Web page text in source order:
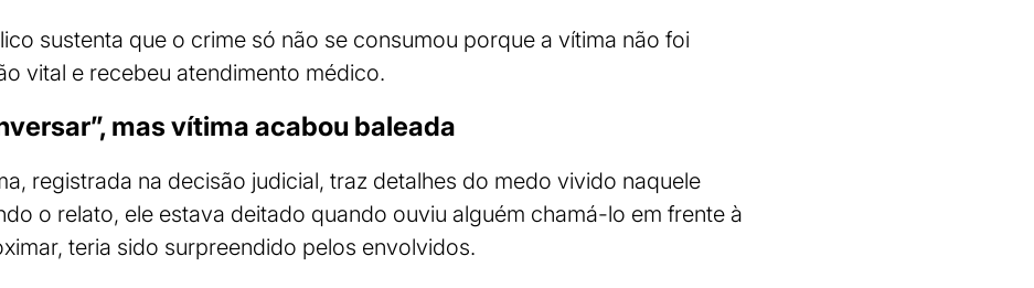
sustenta que o crime só não se consumou porque a vítima não foi
vital e recebeu atendimento médico.
mas vítima acabou baleada
registrada na decisão judicial, traz detalhes do medo vivido naquele
o relato, ele estava deitado quando ouviu alguém chamá-lo em frente à
teria sido surpreendido pelos envolvidos.